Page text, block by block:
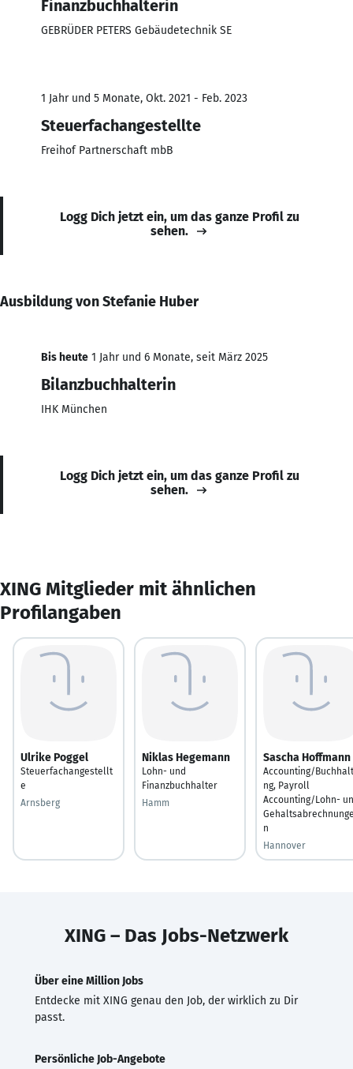
Finanzbuchhalterin
GEBRÜDER PETERS Gebäudetechnik SE
1 Jahr und 5 Monate, Okt. 2021 - Feb. 2023
Steuerfachangestellte
Freihof Partnerschaft mbB
Logg Dich jetzt ein, um das ganze Profil zu
sehen.
Ausbildung von Stefanie Huber
Bis heute 1 Jahr und 6 Monate, seit März 2025
Bilanzbuchhalterin
IHK München
Logg Dich jetzt ein, um das ganze Profil zu
sehen.
XING Mitglieder mit ähnlichen
Profilangaben
Ulrike Poggel
Steuerfachangestellt
e
Arnsberg
Niklas Hegemann
Lohn- und
Finanzbuchhalter
Hamm
Sascha Hoffmann
Accounting/
ng, Payroll
Accounting/Lohn-
n
Hannover
XING – Das Jobs-Netzwerk
Über eine Million Jobs
Entdecke mit XING genau den Job, der wirklich zu Dir
passt.
Persönliche Job-Angebote